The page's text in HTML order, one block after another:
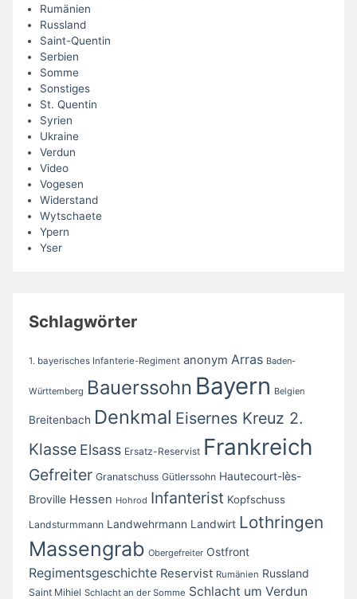
Rumänien
Russland
Saint-Quentin
Serbien
Somme
Sonstiges
St. Quentin
Syrien
Ukraine
Verdun
Video
Vogesen
Widerstand
Wytschaete
Ypern
Yser
Schlagwörter
1. bayerisches Infanterie-Regiment anonym Arras Baden-
Württemberg Bauerssohn Bayern Belgien
Breitenbach Denkmal Eisernes Kreuz 2.
Klasse Elsass Ersatz-Reservist Frankreich
Gefreiter Granatschuss Gütlerssohn Hautecourt-lès-
Broville Hessen Hohrod Infanterist Kopfschuss
Landsturmmann Landwehrmann Landwirt Lothringen
Massengrab Obergefreiter Ostfront
Regimentsgeschichte Reservist Rumänien Russland
Saint Mihiel Schlacht an der Somme Schlacht um Verdun